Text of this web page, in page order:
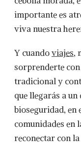
importante es
viva nuestra
Y cuandoviajes,
sorprenderte con
tradicional y
que llegarás a
bioseguridad, en
comunidades en
reconectar con